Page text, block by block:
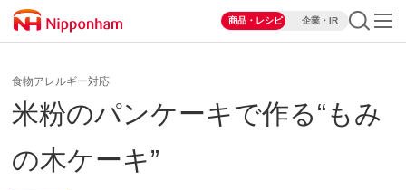
商品・レシピ 企業・IR
食物アレルギー対応
米粉のパンケーキで作る“もみ
の木ケーキ”